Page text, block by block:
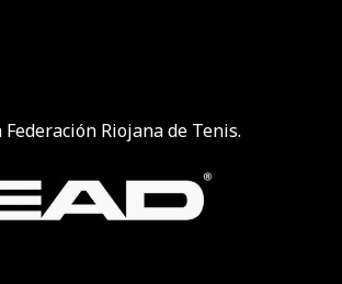
Riojana de Tenis.